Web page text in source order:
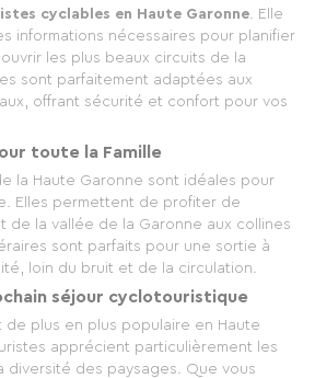
cyclables en Haute Garonne . Elle
informations nécessaires pour planifier
les plus beaux circuits de la
sont parfaitement adaptées aux
offrant sécurité et confort pour vos
toute la Famille
la Haute Garonne sont idéales pour
Elles permettent de profiter de
de la vallée de la Garonne aux collines
sont parfaits pour une sortie à
loin du bruit et de la circulation.
séjour cyclotouristique
de plus en plus populaire en Haute
apprécient particulièrement les
diversité des paysages. Que vous